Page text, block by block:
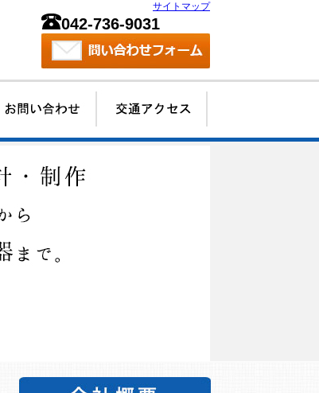
サイトマップ
042-736-9031